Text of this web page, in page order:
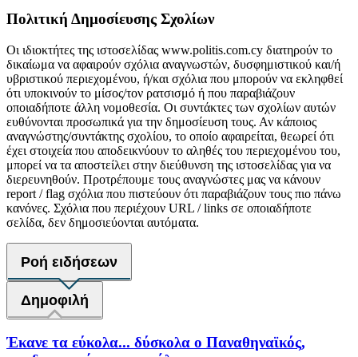
Πολιτική Δημοσίευσης Σχολίων
Οι ιδιοκτήτες της ιστοσελίδας www.politis.com.cy διατηρούν το
δικαίωμα να αφαιρούν σχόλια αναγνωστών, δυσφημιστικού και/ή
υβριστικού περιεχομένου, ή/και σχόλια που μπορούν να εκληφθεί
ότι υποκινούν το μίσος/τον ρατσισμό ή που παραβιάζουν
οποιαδήποτε άλλη νομοθεσία. Οι συντάκτες των σχολίων αυτών
ευθύνονται προσωπικά για την δημοσίευση τους. Αν κάποιος
αναγνώστης/συντάκτης σχολίου, το οποίο αφαιρείται, θεωρεί ότι
έχει στοιχεία που αποδεικνύουν το αληθές του περιεχομένου του,
μπορεί να τα αποστείλει στην διεύθυνση της ιστοσελίδας για να
διερευνηθούν. Προτρέπουμε τους αναγνώστες μας να κάνουν
report / flag σχόλια που πιστεύουν ότι παραβιάζουν τους πιο πάνω
κανόνες. Σχόλια που περιέχουν URL / links σε οποιαδήποτε
σελίδα, δεν δημοσιεύονται αυτόματα.
Ροή ειδήσεων
Δημοφιλή
Έκανε τα εύκολα... δύσκολα ο Παναθηναϊκός,